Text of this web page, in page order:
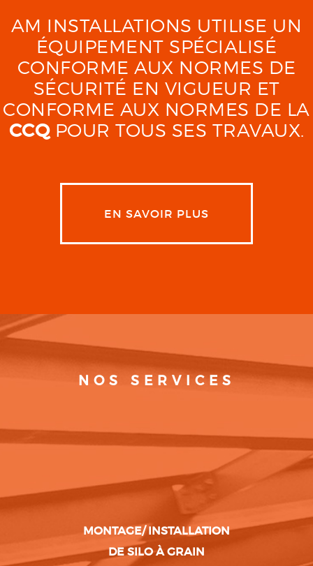
AM INSTALLATIONS UTILISE UN
ÉQUIPEMENT SPÉCIALISÉ
CONFORME AUX NORMES DE
SÉCURITÉ EN VIGUEUR ET
CONFORME AUX NORMES DE LA
CCQPOUR TOUS SES TRAVAUX.
EN SAVOIR PLUS
NOS SERVICES
MONTAGE/ INSTALLATION
DE SILO À GRAIN